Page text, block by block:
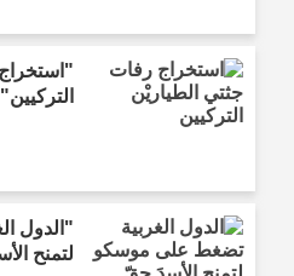
"استخراج
التركيين"
"الدول
لتمنح